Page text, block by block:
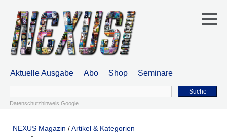
Aktuelle Ausgabe Abo Shop Seminare
Suche
Datenschutzhinweis Google
NEXUS Magazin /Artikel & Kategorien